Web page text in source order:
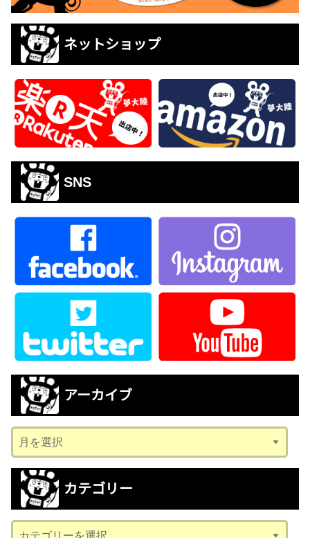
ネットショップ
SNS
アーカイブ
ー
カ
ブ
カテゴリー